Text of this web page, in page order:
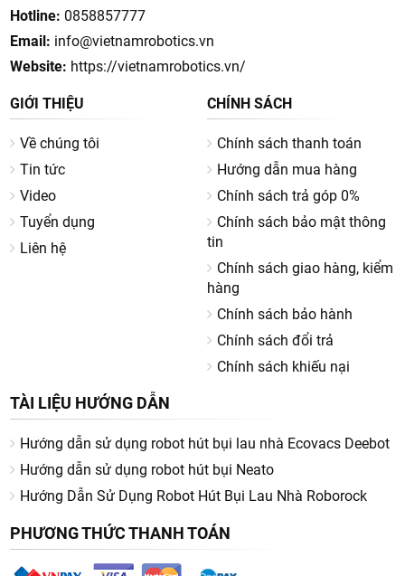
Hotline: 0858857777
Email: info@vietnamrobotics.vn
Website: https://vietnamrobotics.vn/
GIỚI THIỆU
Về chúng tôi
Tin tức
Video
Tuyển dụng
Liên hệ
CHÍNH SÁCH
Chính sách thanh toán
Hướng dẫn mua hàng
Chính sách trả góp 0%
Chính sách bảo mật thông
tin
Chính sách giao hàng, kiểm
hàng
Chính sách bảo hành
Chính sách đổi trả
Chính sách khiếu nại
TÀI LIỆU HƯỚNG DẪN
Hướng dẫn sử dụng robot hút bụi lau nhà Ecovacs Deebot
Hướng dẫn sử dụng robot hút bụi Neato
Hướng Dẫn Sử Dụng Robot Hút Bụi Lau Nhà Roborock
PHƯƠNG THỨC THANH TOÁN